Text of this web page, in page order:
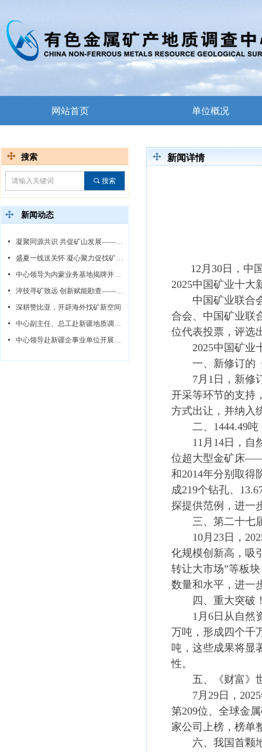
网站首页 单位概况
新闻详情
12月30日，中
2025中国矿业十大
中国矿业联合会
合会、中国矿业联
位代表投票，评选
2025中国矿业
一、新修订的《
7月1日，新修订
开采等环节的支持
方式出让，并纳入
二、1444.49吨
11月14日，自然
位超大型金矿床——
和2014年分别取得
成219个钻孔、
探提供范例，进一
三、第二十七届
10月23日，2025
化规模创新高，吸
转让大市场”等板
数量和水平，进一
四、重大突破！
1月6日从自然资
万吨，形成四个千
吨，这些成果将显
性。
五、《财富》世
7月29日，2025
第209位、全球金
家公司上榜，榜单
六、我国首颗地
搜索
끠 搜索
넷 凝聚同源共识 共促矿山发展——中心领导赴白音诺尔矿区调研指导
넷 盛夏一线送关怀 凝心聚力促找矿——中心领导赴线沟-王台子金矿勘查项目慰问调研指导工作
넷 中心领导为内蒙业务基地揭牌并同步开展调研指导系列活动
넷 淬技寻矿致远 创新赋能勘查——中心赞比亚无人机航磁攻坚队纪实
넷 深耕赞比亚，开辟海外找矿新空间
넷 中心副主任、总工赴新疆地质调查所开展调研指导
넷 中心领导赴新疆企事业单位开展座谈交流
新闻动态